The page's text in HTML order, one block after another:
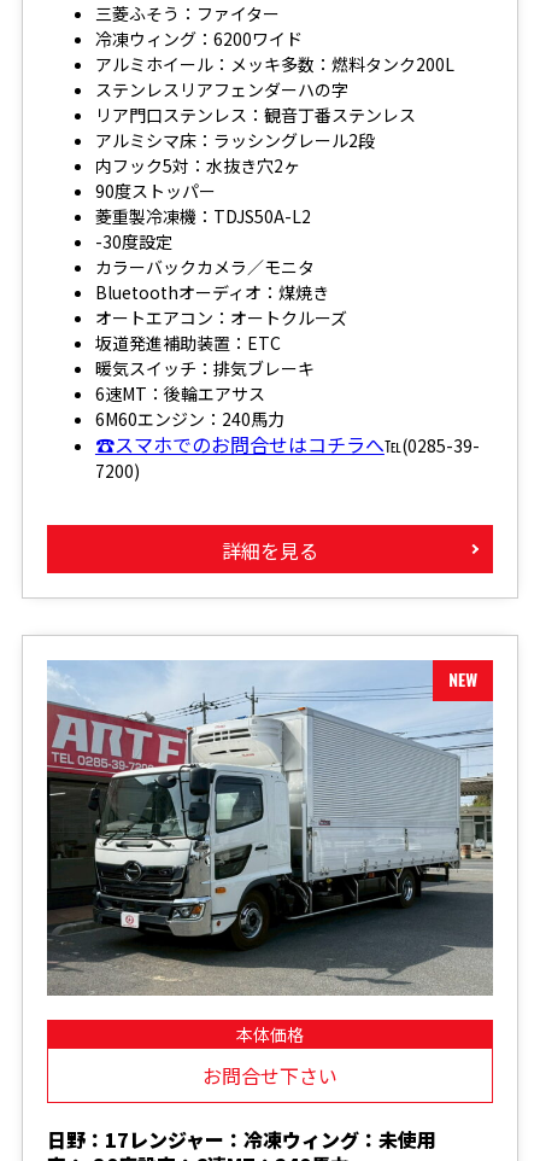
三菱ふそう：ファイター
冷凍ウィング：6200ワイド
アルミホイール：メッキ多数：燃料タンク200L
ステンレスリアフェンダーハの字
リア門口ステンレス：観音丁番ステンレス
アルミシマ床：ラッシングレール2段
内フック5対：水抜き穴2ヶ
90度ストッパー
菱重製冷凍機：TDJS50A-L2
-30度設定
カラーバックカメラ／モニタ
Bluetoothオーディオ：煤焼き
オートエアコン：オートクルーズ
坂道発進補助装置：ETC
暖気スイッチ：排気ブレーキ
6速MT：後輪エアサス
6M60エンジン：240馬力
☎スマホでのお問合せはコチラへ℡(0285-39-
7200)
詳細を見る
本体価格
お問合せ下さい
日野：17レンジャー：冷凍ウィング：未使用